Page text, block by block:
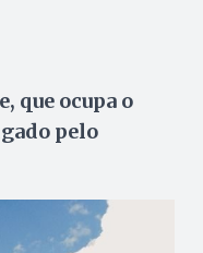
que ocupa o
pelo